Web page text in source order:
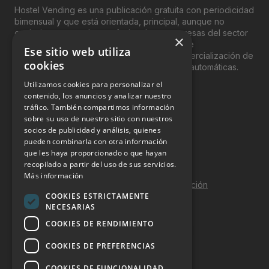
Sectores:
Gastronomia, Alimentario
Hostel Vending es una publicación gratuita con periodicidad
bimensual y que está orientada, principal, aunque no
exclusivamente, a los profesionales y empresas del sector
del “Vending”; nombre con el que se conoce
genéricamente entre profesionales a la comercialización de
productos y servicios a través de máquinas automáticas.
INFORMACIÓN LEGAL
Aviso Legal
Política de Privacidad
Política de Cookies
Política de calidad y seguridad de la información
Contacto
DOSSIER Y CONTRATACIÓN
×
Ese sitio web utiliza
cookies
Utilizamos cookies para personalizar el
contenido, los anuncios y analizar nuestro
tráfico. También compartimos información
sobre su uso de nuestro sitio con nuestros
socios de publicidad y análisis, quienes
pueden combinarla con otra información
que les haya proporcionado o que hayan
recopilado a partir del uso de sus servicios.
Más información
COOKIES ESTRICTAMENTE
NECESARIAS
COOKIES DE RENDIMIENTO
COOKIES DE PREFERENCIAS